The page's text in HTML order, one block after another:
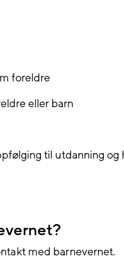
foreldre
eller barn
til utdanning og
med barnevernet.